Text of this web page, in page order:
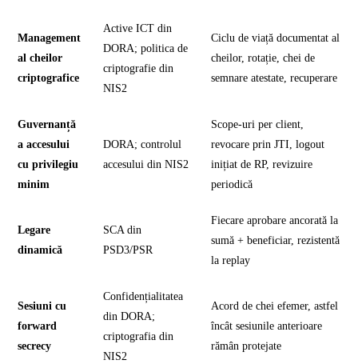
Management
al cheilor
criptografice
Active ICT din
DORA; politica de
criptografie din
NIS2
Ciclu de viață documentat al
cheilor, rotație, chei de
semnare atestate, recuperare
Guvernanță
a accesului
cu privilegiu
minim
DORA; controlul
accesului din NIS2
Scope-uri per client,
revocare prin JTI, logout
inițiat de RP, revizuire
periodică
Legare
dinamică
SCA din
PSD3/PSR
Fiecare aprobare ancorată la
sumă + beneficiar, rezistentă
la replay
Sesiuni cu
forward
secrecy
Confidențialitatea
din DORA;
criptografia din
NIS2
Acord de chei efemer, astfel
încât sesiunile anterioare
rămân protejate